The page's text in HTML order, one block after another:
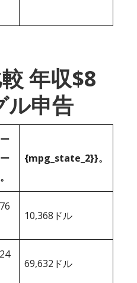
年収$8
ル申告
{mpg_state_2}}。
10,368ドル
69,632ドル